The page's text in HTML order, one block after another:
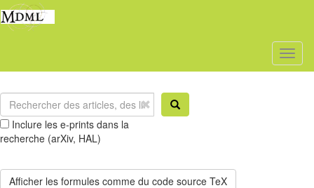
Inclure les e-prints dans la
recherche (arXiv, HAL)